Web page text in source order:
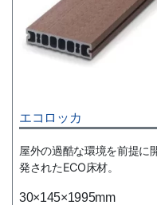
エコロッカ
屋外の過酷な環境を前提に
発されたECO床材。
30×145×1995mm